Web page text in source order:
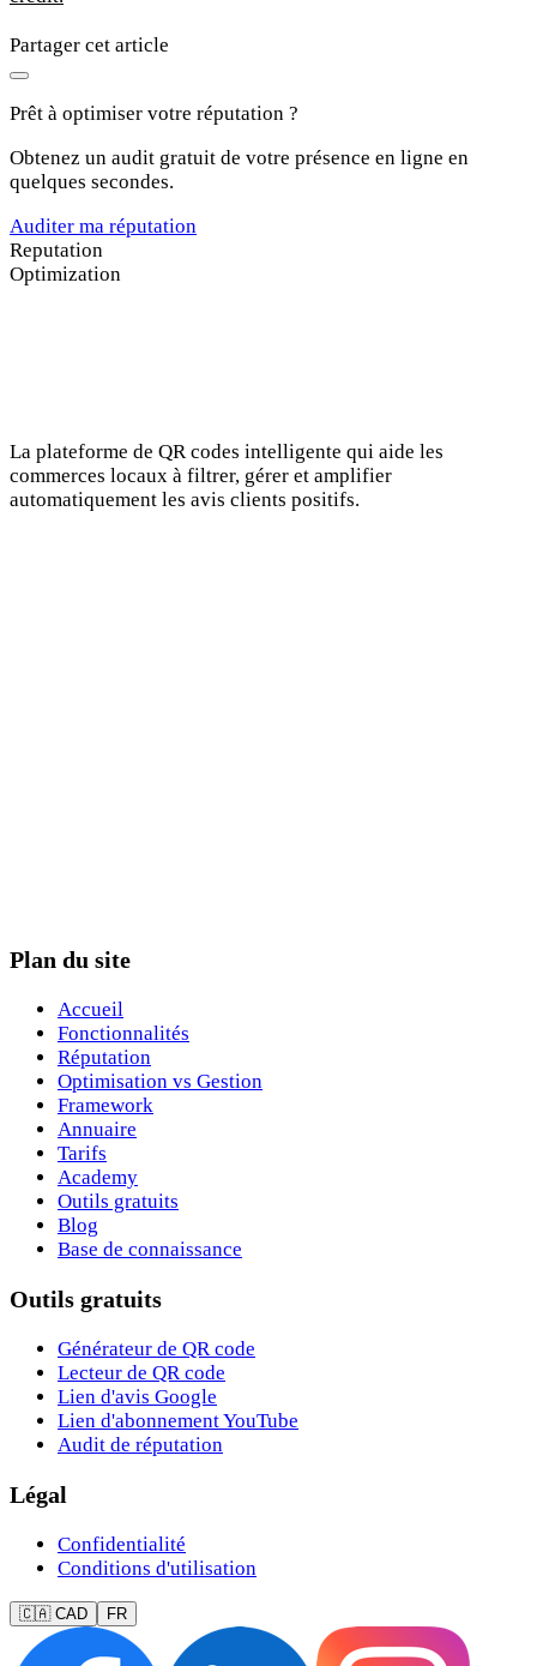
Partager cet article
Prêt à optimiser votre réputation ?
Obtenez un audit gratuit de votre présence en ligne en
quelques secondes.
Auditer ma réputation
Reputation
Optimization
La plateforme de QR codes intelligente qui aide les
commerces locaux à filtrer, gérer et amplifier
automatiquement les avis clients positifs.
Plan du site
Accueil
Fonctionnalités
Réputation
Optimisation vs Gestion
Framework
Annuaire
Tarifs
Academy
Outils gratuits
Blog
Base de connaissance
Outils gratuits
Générateur de QR code
Lecteur de QR code
Lien d'avis Google
Lien d'abonnement YouTube
Audit de réputation
Légal
Confidentialité
Conditions d'utilisation
🇨🇦 CAD FR